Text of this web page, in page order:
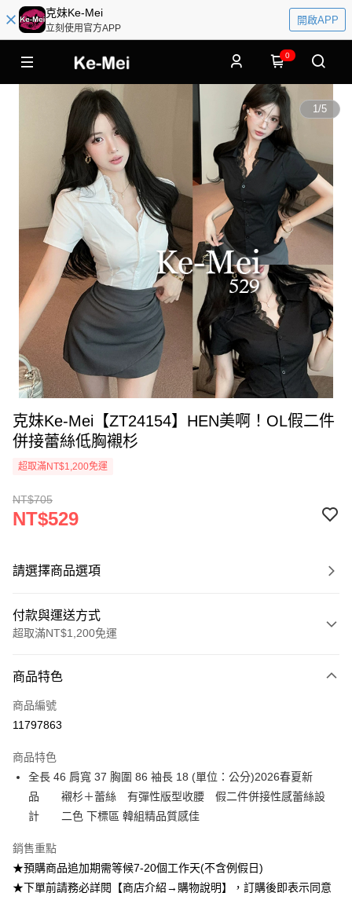
克妹Ke-Mei
立刻使用官方APP
開啟APP
0
1/5
克妹Ke-Mei【ZT24154】HEN美啊！OL假二件
併接蕾絲低胸襯杉
超取滿NT$1,200免運
NT$705
NT$529
請選擇商品選項
付款與運送方式
超取滿NT$1,200免運
信用卡一次付款
超商取貨付款
ATM付款
運送方式
付款後全家取貨
商品特色
商品編號
11797863
商品特色
全長 46 肩寬 37 胸圍 86 袖長 18 (單位：公分)2026春夏新
品 襯杉＋蕾絲 有彈性版型收腰 假二件併接性感蕾絲設
計 二色 下標區 韓組精品質感佳
銷售重點
★預購商品追加期需等候7-20個工作天(不含例假日)
★下單前請務必詳閱【商店介紹→購物說明】，訂購後即表示同意